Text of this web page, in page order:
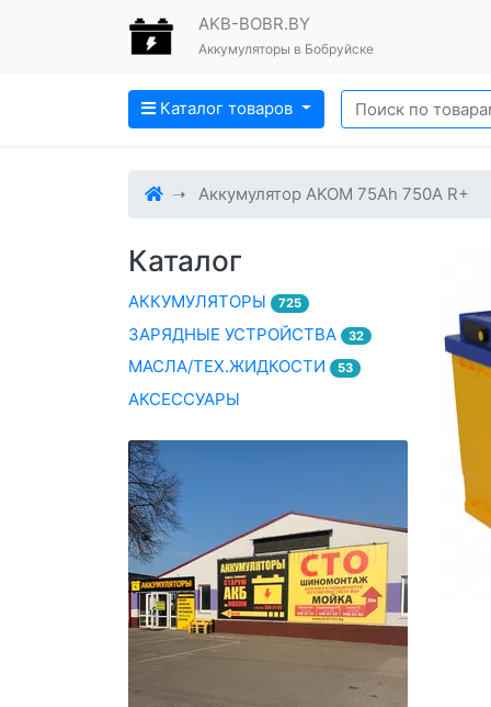
AKB-BOBR.BY
Аккумуляторы в Бобруйске
Каталог товаров
Аккумулятор AKOM 75Ah 750A R+
Каталог
АККУМУЛЯТОРЫ 725
ЗАРЯДНЫЕ УСТРОЙСТВА 32
МАСЛА/ТЕХ.ЖИДКОСТИ 53
АКСЕССУАРЫ